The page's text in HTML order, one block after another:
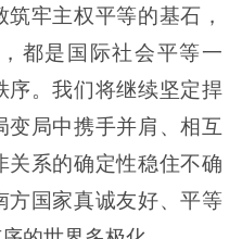
牢主权平等的基石，
都是国际社会平等一
序。我们将继续坚定捍
变局中携手并肩、相互
关系的确定性稳住不确
方国家真诚友好、平等